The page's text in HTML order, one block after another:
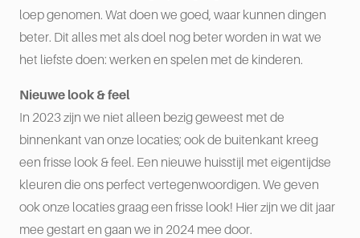
loep genomen. Wat doen we goed, waar kunnen dingen
beter. Dit alles met als doel nog beter worden in wat we
het liefste doen: werken en spelen met de kinderen.
Nieuwe look & feel
In 2023 zijn we niet alleen bezig geweest met de
binnenkant van onze locaties; ook de buitenkant kreeg
een frisse look & feel. Een nieuwe huisstijl met eigentijdse
kleuren die ons perfect vertegenwoordigen. We geven
ook onze locaties graag een frisse look! Hier zijn we dit jaar
mee gestart en gaan we in 2024 mee door.